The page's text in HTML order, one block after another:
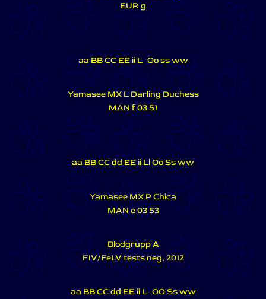
EUR g
aa BB CC EE ii L- Oo ss ww
Yamasee MX L Darling Duchess
MAN f 03 51
aa BB CC dd EE ii Ll Oo Ss ww
Yamasee MX P Chica
MAN e 03 53
Blodgrupp A
FIV/FeLV tests neg, 2012
aa BB CC dd EE ii L- OO Ss ww